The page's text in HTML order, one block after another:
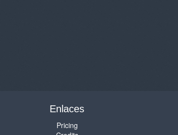
Enlaces
Pricing